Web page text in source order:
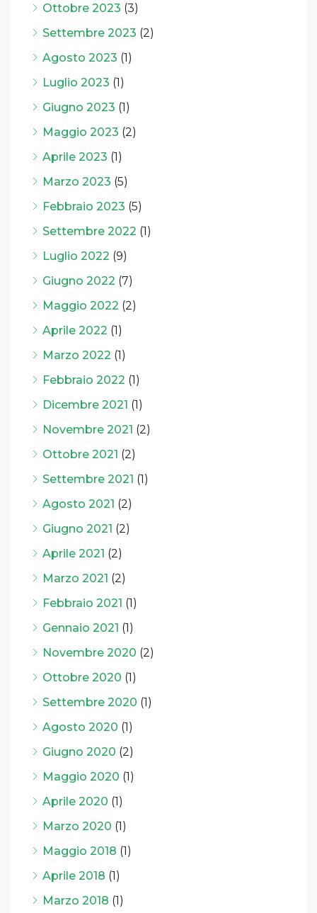
Ottobre 2023 (3)
Settembre 2023 (2)
Agosto 2023 (1)
Luglio 2023 (1)
Giugno 2023 (1)
Maggio 2023 (2)
Aprile 2023 (1)
Marzo 2023 (5)
Febbraio 2023 (5)
Settembre 2022 (1)
Luglio 2022 (9)
Giugno 2022 (7)
Maggio 2022 (2)
Aprile 2022 (1)
Marzo 2022 (1)
Febbraio 2022 (1)
Dicembre 2021 (1)
Novembre 2021 (2)
Ottobre 2021 (2)
Settembre 2021 (1)
Agosto 2021 (2)
Giugno 2021 (2)
Aprile 2021 (2)
Marzo 2021 (2)
Febbraio 2021 (1)
Gennaio 2021 (1)
Novembre 2020 (2)
Ottobre 2020 (1)
Settembre 2020 (1)
Agosto 2020 (1)
Giugno 2020 (2)
Maggio 2020 (1)
Aprile 2020 (1)
Marzo 2020 (1)
Maggio 2018 (1)
Aprile 2018 (1)
Marzo 2018 (1)